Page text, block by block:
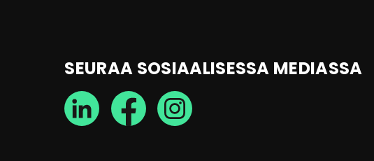
SEURAA SOSIAALISESSA MEDIASSA